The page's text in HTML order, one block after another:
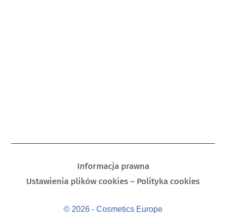
Informacja prawna
Ustawienia plików cookies – Polityka cookies
© 2026 - Cosmetics Europe